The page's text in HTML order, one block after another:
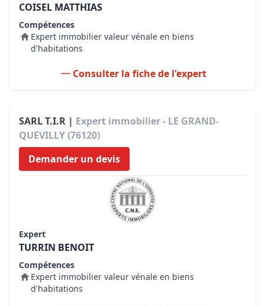
COISEL MATTHIAS
Compétences
Expert immobilier valeur vénale en biens
d'habitations
Consulter la fiche de l'expert
SARL T.I.R | Expert immobilier - LE GRAND-
QUEVILLY (76120)
Demander un devis
Expert
TURRIN BENOIT
Compétences
Expert immobilier valeur vénale en biens
d'habitations